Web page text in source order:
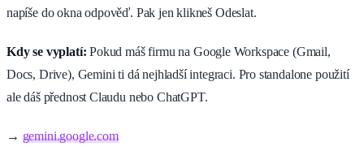
napíše do okna odpověď. Pak jen klikneš Odeslat.
Kdy se vyplatí: Pokud máš firmu na Google Workspace (Gmail,
Docs, Drive), Gemini ti dá nejhladší integraci. Pro standalone použití
ale dáš přednost Claudu nebo ChatGPT.
→ gemini.google.com